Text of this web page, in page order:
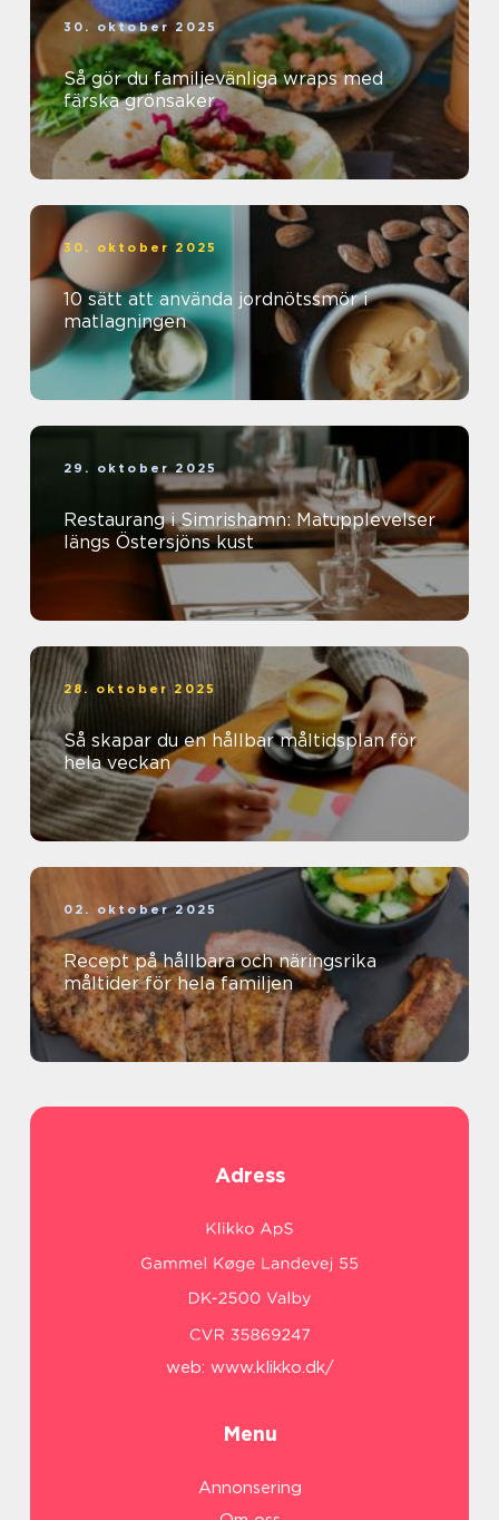
30. oktober 2025
Så gör du familjevänliga wraps med
färska grönsaker
30. oktober 2025
10 sätt att använda jordnötssmör i
matlagningen
29. oktober 2025
Restaurang i Simrishamn: Matupplevelser
längs Östersjöns kust
28. oktober 2025
Så skapar du en hållbar måltidsplan för
hela veckan
02. oktober 2025
Recept på hållbara och näringsrika
måltider för hela familjen
Adress
web: www.klikko.dk/
Menu
Annonsering